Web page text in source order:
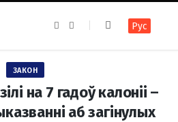
e
k
t
a
m
Рус
ЗАКОН
на 7 гадоў калоніі –
аб загінулых